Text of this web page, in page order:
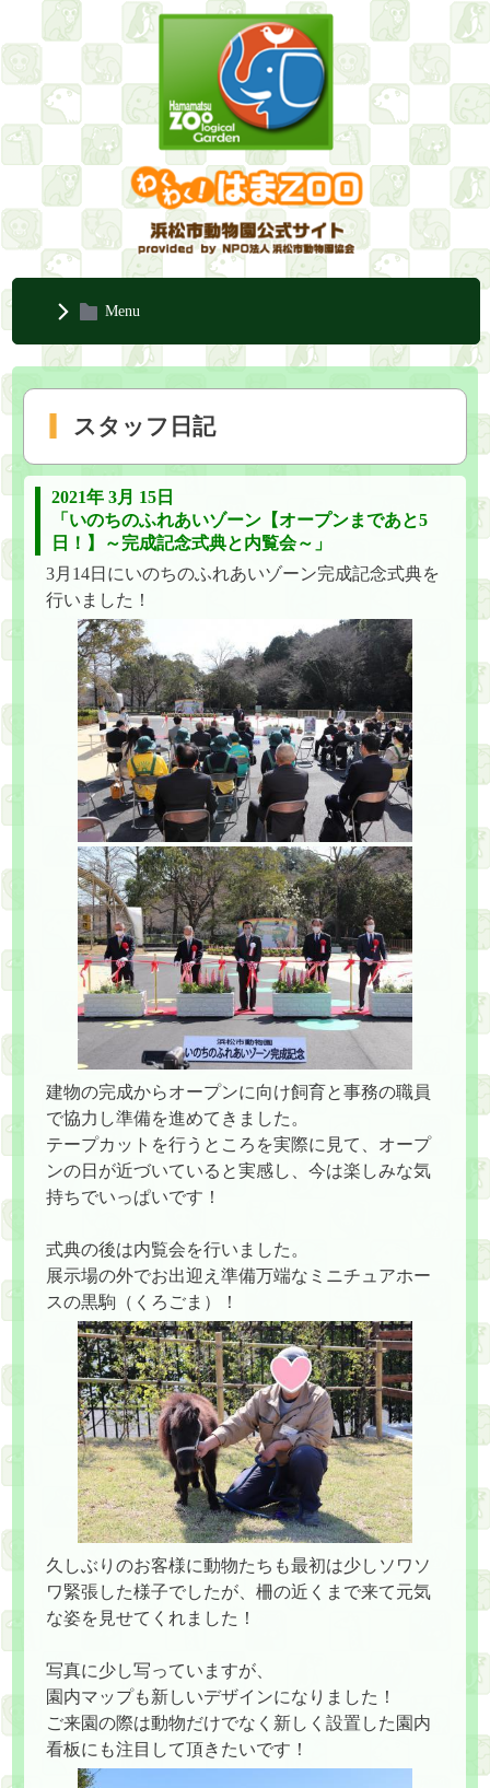
Menu
スタッフ日記
2021年 3月 15日
「いのちのふれあいゾーン【オープンまであと5
日！】～完成記念式典と内覧会～」
3月14日にいのちのふれあいゾーン完成記念式典を
行いました！
建物の完成からオープンに向け飼育と事務の職員
で協力し準備を進めてきました。
テープカットを行うところを実際に見て、オープ
ンの日が近づいていると実感し、今は楽しみな気
持ちでいっぱいです！
式典の後は内覧会を行いました。
展示場の外でお出迎え準備万端なミニチュアホー
スの黒駒（くろごま）！
久しぶりのお客様に動物たちも最初は少しソワソ
ワ緊張した様子でしたが、柵の近くまで来て元気
な姿を見せてくれました！
写真に少し写っていますが、
園内マップも新しいデザインになりました！
ご来園の際は動物だけでなく新しく設置した園内
看板にも注目して頂きたいです！